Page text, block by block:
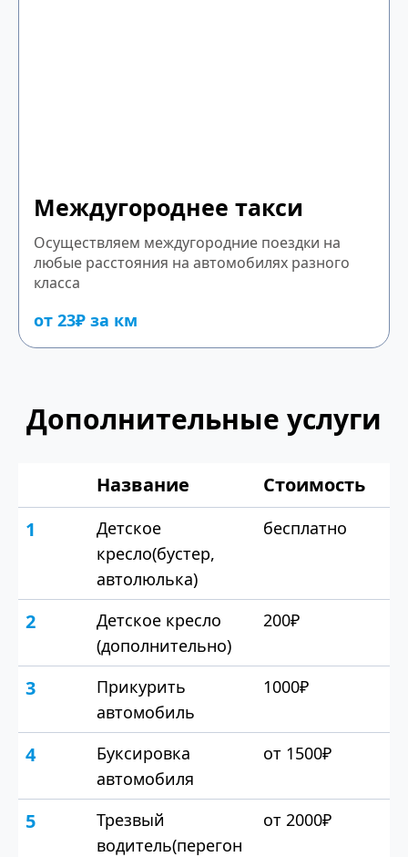
Междугороднее такси
Осуществляем междугородние поездки на
любые расстояния на автомобилях разного
класса
от 23₽ за км
Дополнительные услуги
Название
Стоимость
1
Детское
кресло(бустер,
автолюлька)
бесплатно
2
Детское кресло
(дополнительно)
200₽
3
Прикурить
автомобиль
1000₽
4
Буксировка
автомобиля
от 1500₽
5
Трезвый
водитель(перегон
от 2000₽